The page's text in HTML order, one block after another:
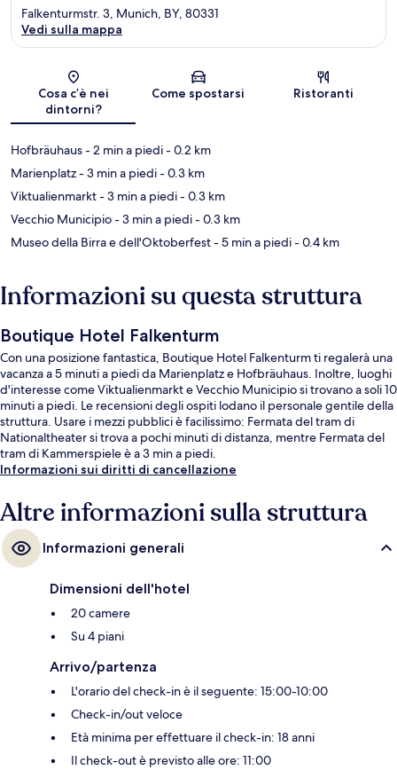
Mappa
Falkenturmstr. 3, Munich, BY, 80331
Vedi sulla mappa
Cosa c’è nei
dintorni?
Come spostarsi Ristoranti
Hofbräuhaus- 2 min a piedi- 0.2 km
Marienplatz- 3 min a piedi- 0.3 km
Viktualienmarkt- 3 min a piedi- 0.3 km
Vecchio Municipio- 3 min a piedi- 0.3 km
Museo della Birra e dell'Oktoberfest- 5 min a piedi- 0.4 km
Informazioni su questa struttura
Boutique Hotel Falkenturm
Con una posizione fantastica, Boutique Hotel Falkenturm ti regalerà una
vacanza a 5 minuti a piedi da Marienplatz e Hofbräuhaus. Inoltre, luoghi
d'interesse come Viktualienmarkt e Vecchio Municipio si trovano a soli 10
minuti a piedi. Le recensioni degli ospiti lodano il personale gentile della
struttura. Usare i mezzi pubblici è facilissimo: Fermata del tram di
Nationaltheater si trova a pochi minuti di distanza, mentre Fermata del
tram di Kammerspiele è a 3 min a piedi.
Informazioni sui diritti di cancellazione
Altre informazioni sulla struttura
Informazioni generali
Dimensioni dell'hotel
20 camere
Su 4 piani
Arrivo/partenza
L'orario del check-in è il seguente: 15:00-10:00
Check-in/out veloce
Età minima per effettuare il check-in: 18 anni
Il check-out è previsto alle ore: 11:00